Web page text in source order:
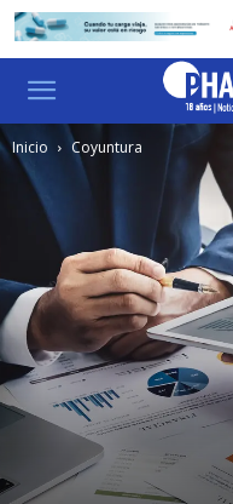
Inicio Coyuntura